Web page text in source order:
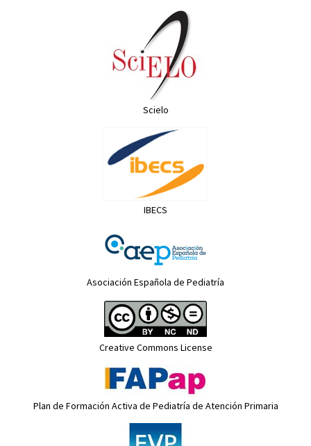
Scielo
IBECS
Asociación Española de Pediatría
Creative Commons License
Plan de Formación Activa de Pediatría de Atención Primaria